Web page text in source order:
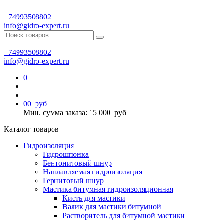
+74993508802
info@gidro-expert.ru
+74993508802
info@gidro-expert.ru
0
00 руб
Мин. сумма заказа: 15 000 руб
Каталог товаров
Гидроизоляция
Гидрошпонка
Бентонитовый шнур
Наплавляемая гидроизоляция
Гернитовый шнур
Мастика битумная гидроизоляционная
Кисть для мастики
Валик для мастики битумной
Растворитель для битумной мастики